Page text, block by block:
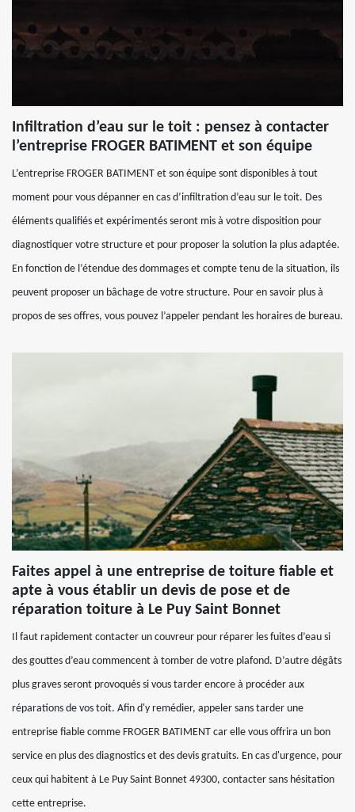
Infiltration d’eau sur le toit : pensez à contacter
l’entreprise FROGER BATIMENT et son équipe
L’entreprise FROGER BATIMENT et son équipe sont disponibles à tout
moment pour vous dépanner en cas d’infiltration d’eau sur le toit. Des
éléments qualifiés et expérimentés seront mis à votre disposition pour
diagnostiquer votre structure et pour proposer la solution la plus adaptée.
En fonction de l’étendue des dommages et compte tenu de la situation, ils
peuvent proposer un bâchage de votre structure. Pour en savoir plus à
propos de ses offres, vous pouvez l’appeler pendant les horaires de bureau.
Faites appel à une entreprise de toiture fiable et
apte à vous établir un devis de pose et de
réparation toiture à Le Puy Saint Bonnet
Il faut rapidement contacter un couvreur pour réparer les fuites d’eau si
des gouttes d’eau commencent à tomber de votre plafond. D’autre dégâts
plus graves seront provoqués si vous tarder encore à procéder aux
réparations de vos toit. Afin d'y remédier, appeler sans tarder une
entreprise fiable comme FROGER BATIMENT car elle vous offrira un bon
service en plus des diagnostics et des devis gratuits. En cas d'urgence, pour
ceux qui habitent à Le Puy Saint Bonnet 49300, contacter sans hésitation
cette entreprise.